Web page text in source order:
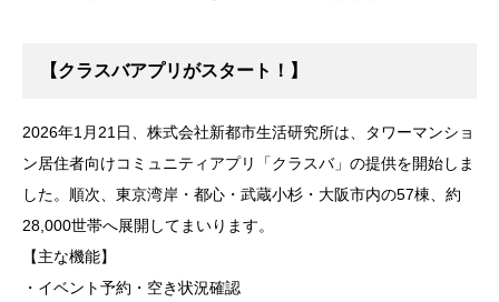
【クラスバアプリがスタート！】
2026年1月21日、株式会社新都市生活研究所は、タワーマンショ
ン居住者向けコミュニティアプリ「クラスバ」の提供を開始しま
した。順次、東京湾岸・都心・武蔵小杉・大阪市内の57棟、約
28,000世帯へ展開してまいります。
【主な機能】
・イベント予約・空き状況確認